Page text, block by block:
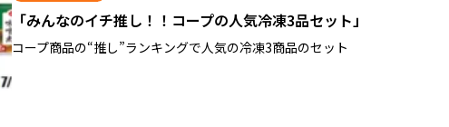
「みんなのイチ推し！！コープの人気冷凍3品セット」
コープ商品の“推し”ランキングで人気の冷凍3商品のセット